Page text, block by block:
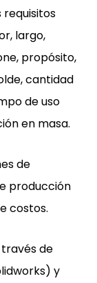
requisitos
largo,
propósito,
cantidad
de uso
en masa.
de
producción
costos.
de
y